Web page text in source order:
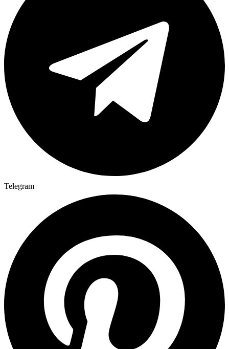
Telegram